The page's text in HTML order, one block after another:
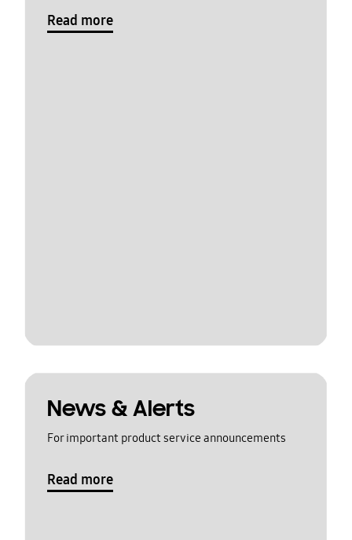
Read more
News & Alerts
For important product service announcements
Read more